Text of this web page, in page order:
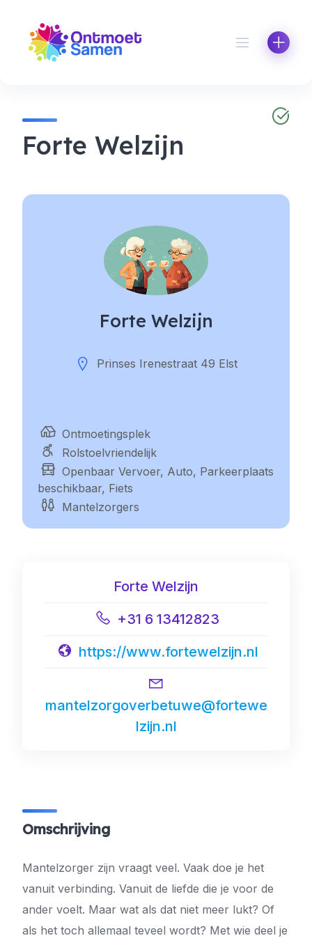
content
Forte Welzijn
Forte Welzijn
Prinses Irenestraat 49 Elst
Ontmoetingsplek
Rolstoelvriendelijk
Openbaar Vervoer, Auto, Parkeerplaats
beschikbaar, Fiets
Mantelzorgers
Forte Welzijn
+31 6 13412823
https://www.fortewelzijn.nl
mantelzorgoverbetuwe@fortewe
lzijn.nl
Omschrijving
Mantelzorger zijn vraagt veel. Vaak doe je het
vanuit verbinding. Vanuit de liefde die je voor de
ander voelt. Maar wat als dat niet meer lukt? Of
als het toch allemaal teveel wordt? Met wie deel je